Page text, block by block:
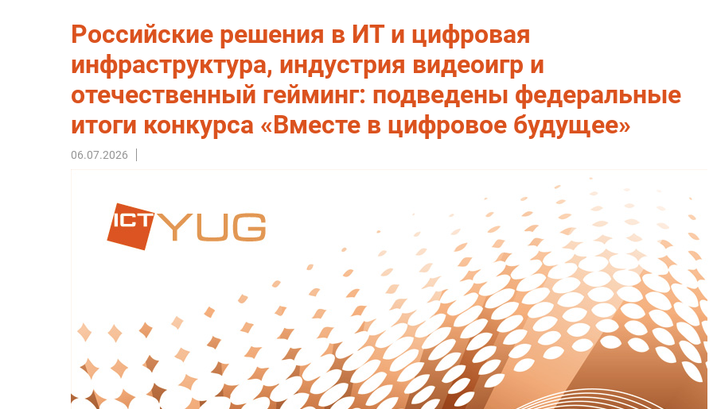
Импорто­замещение
Автоматизация
Промышленности
Мобильная связь
Рынок ПК
Маркетинг
Торговые сети
Оборудование
ПО
Финансы
Web
Безопасность
Инновации
Здоровье
Российские решения в ИТ и цифровая
инфраструктура, индустрия видеоигр и
отечественный гейминг: подведены федеральные
итоги конкурса «Вместе в цифровое будущее»
06.07.2026